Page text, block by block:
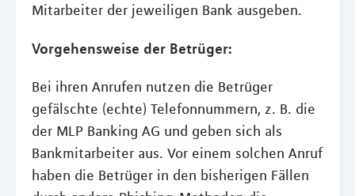
Mitarbeiter der jeweiligen Bank ausgeben.
Vorgehensweise der Betrüger:
Bei ihren Anrufen nutzen die Betrüger
gefälschte (echte) Telefonnummern, z. B. die
der MLP Banking AG und geben sich als
Bankmitarbeiter aus. Vor einem solchen Anruf
haben die Betrüger in den bisherigen Fällen